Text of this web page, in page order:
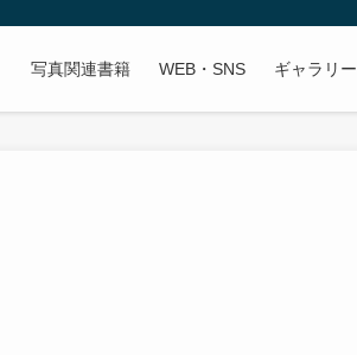
写真関連書籍 WEB・SNS ギャラリー